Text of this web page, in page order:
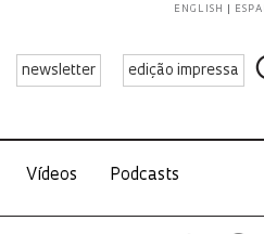
newsletter edição impressa
ENGLISH
Vídeos Podcasts